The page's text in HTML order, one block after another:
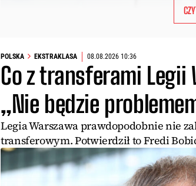
POLSKA EKSTRAKLASA 08.08.2026 10:36
Co z transferami Legii
„Nie będzie
Legia Warszawa prawdopodobnie nie
transferowym. Potwierdził to Fredi